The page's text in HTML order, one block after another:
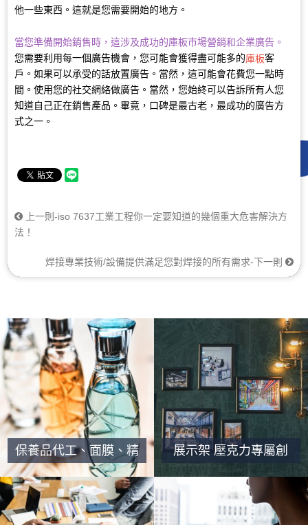
他一些東西。這就是您需要開始的地方。
當您準備開始銷售時，這涉及成功的庫板市場營銷和企業廣告。
您需要利用每一個廣告機會，您可能會獲得盡可能多的庫板客
戶。如果可以承受的話放置廣告。當然，這可能會花費您一點時
間。使用您的社交網絡做廣告。當然，您始終可以告訴所有人您
知道自己正在銷售產品。畢竟，口碑是最古老，最成功的廣告方
式之一。
上一則-iso 7637工業工程你一定要知道的幾個重大危害解決方
法！
焊接專業技術/設備提供滿足您對焊接的所有需求‎-下一則
保養品代工、面膜、精
油原液研發製造代工
展示架 壓克力專屬創
意設計工廠